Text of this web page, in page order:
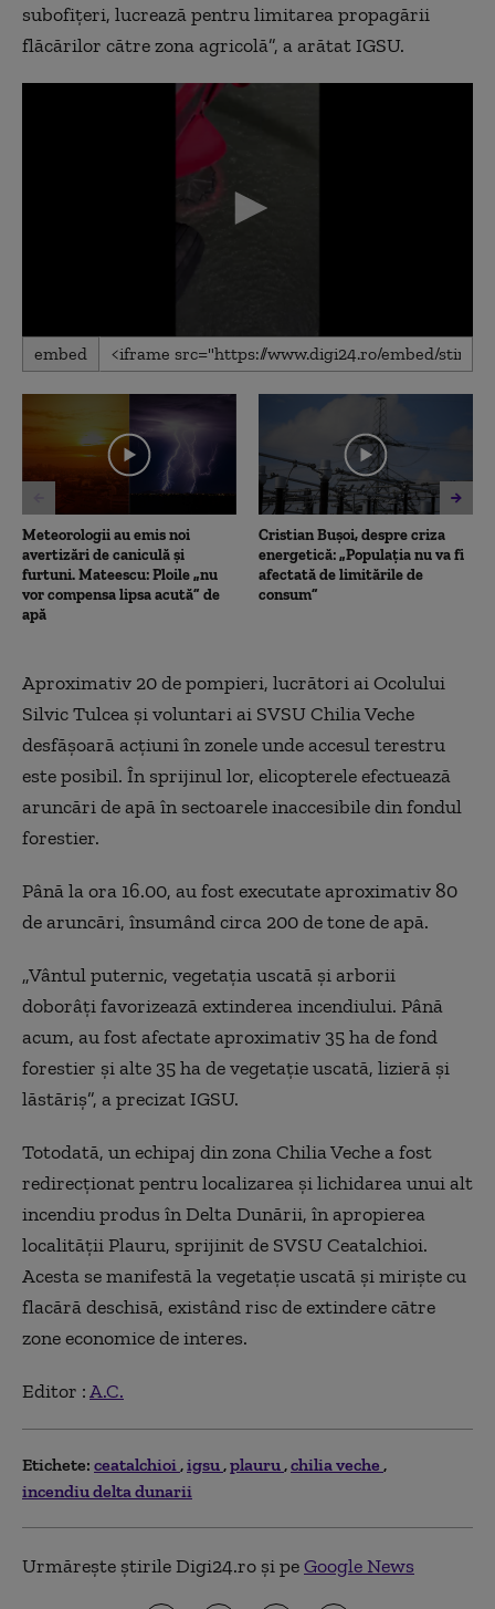
subofiţeri, lucrează pentru limitarea propagării
flăcărilor către zona agricolă”, a arătat IGSU.
0
seconds
50
embed
Meteorologii au emis noi
avertizări de caniculă și
furtuni. Mateescu: Ploile „nu
vor compensa lipsa acută” de
apă
Cristian Bușoi, despre criza
energetică: „Populația nu va fi
afectată de limitările de
consum”
Aproximativ 20 de pompieri, lucrători ai Ocolului
Silvic Tulcea şi voluntari ai SVSU Chilia Veche
desfăşoară acţiuni în zonele unde accesul terestru
este posibil. În sprijinul lor, elicopterele efectuează
aruncări de apă în sectoarele inaccesibile din fondul
forestier.
Până la ora 16.00, au fost executate aproximativ 80
de aruncări, însumând circa 200 de tone de apă.
„Vântul puternic, vegetaţia uscată şi arborii
doborâţi favorizează extinderea incendiului. Până
acum, au fost afectate aproximativ 35 ha de fond
forestier şi alte 35 ha de vegetaţie uscată, lizieră şi
lăstăriş”, a precizat IGSU.
Totodată, un echipaj din zona Chilia Veche a fost
redirecţionat pentru localizarea şi lichidarea unui alt
incendiu produs în Delta Dunării, în apropierea
localităţii Plauru, sprijinit de SVSU Ceatalchioi.
Acesta se manifestă la vegetaţie uscată şi mirişte cu
flacără deschisă, existând risc de extindere către
zone economice de interes.
Editor :A.C.
Etichete: ceatalchioi igsu plauru chilia veche
incendiu delta dunarii
Urmărește știrile Digi24.ro și peGoogle News